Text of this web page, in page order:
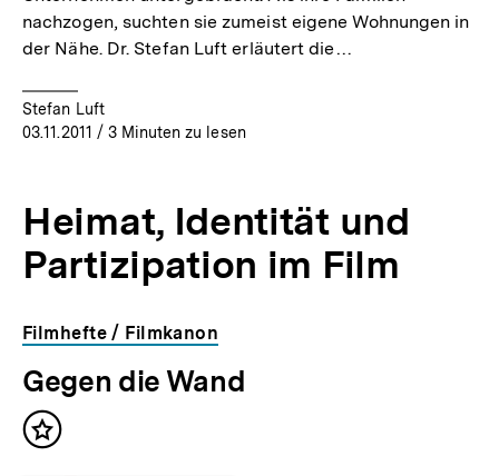
nachzogen, suchten sie zumeist eigene Wohnungen in
der Nähe. Dr. Stefan Luft erläutert die…
Stefan Luft
03.11.2011 / 3 Minuten zu lesen
Heimat, Identität und
Partizipation im Film
Filmhefte / Filmkanon
Gegen die Wand
Inhalt